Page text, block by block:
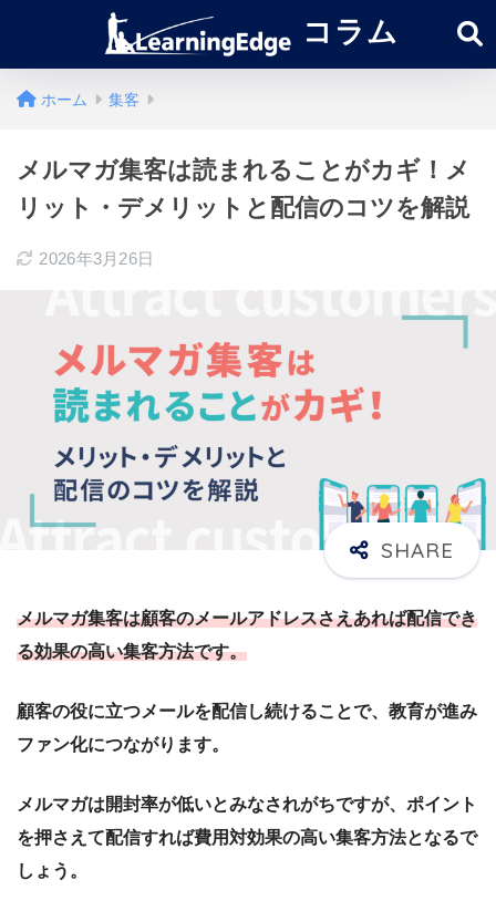
コラム
ホーム 集客
メルマガ集客は読まれることがカギ！メ
リット・デメリットと配信のコツを解説
2026年3月26日
メルマガ集客は顧客のメールアドレスさえあれば配信でき
る効果の高い集客方法です。
顧客の役に立つメールを配信し続けることで、教育が進み
ファン化につながります。
メルマガは開封率が低いとみなされがちですが、ポイント
を押さえて配信すれば費用対効果の高い集客方法となるで
しょう。